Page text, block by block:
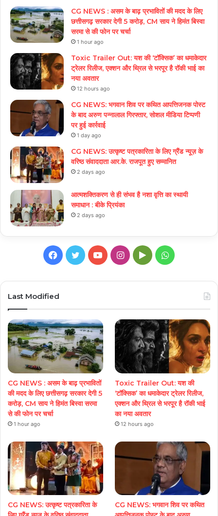
CG NEWS : असम के बाढ़ प्रभावितों की मदद के लिए
छत्तीसगढ़ सरकार देगी 5 करोड़, CM साय ने हिमंत बिस्वा
सरमा से की फोन पर चर्चा
1 hour ago
Toxic Trailer Out: यश की ‘टॉक्सिक’ का धमाकेदार
ट्रेलर रिलीज, एक्शन और थ्रिल से भरपूर है रॉकी भाई का
नया अवतार
12 hours ago
CG NEWS: भगवान शिव पर कथित आपत्तिजनक पोस्ट
के बाद अरुण पन्नालाल गिरफ्तार, सोशल मीडिया टिप्पणी
पर हुई कार्रवाई
1 day ago
CG NEWS: उत्कृष्ट पत्रकारिता के लिए ग्रैंड न्यूज़ के
वरिष्ठ संवाददाता आर.के. राजपूत हुए सम्मानित
2 days ago
आत्मशक्तिकरण से ही संभव है नशा वृत्ति का स्थायी
समाधान : बीके प्रियंका
2 days ago
Facebook
TwitterYouTubeInstagram
GoogleWhatsApp
Last Modified
CG NEWS : असम के बाढ़ प्रभावितों
की मदद के लिए छत्तीसगढ़ सरकार देगी 5
करोड़, CM साय ने हिमंत बिस्वा सरमा
से की फोन पर चर्चा
1 hour ago
Toxic Trailer Out: यश की
‘टॉक्सिक’ का धमाकेदार ट्रेलर रिलीज,
एक्शन और थ्रिल से भरपूर है रॉकी भाई
का नया अवतार
12 hours ago
CG NEWS: उत्कृष्ट पत्रकारिता के
CG NEWS: भगवान शिव पर कथित